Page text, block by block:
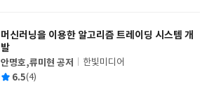
머신러닝을 이용한 알고리즘 트레이딩 시스템 개
발
글
쓴
안명호,류미현 공저
출
한빛미디어
평 6.5(4)